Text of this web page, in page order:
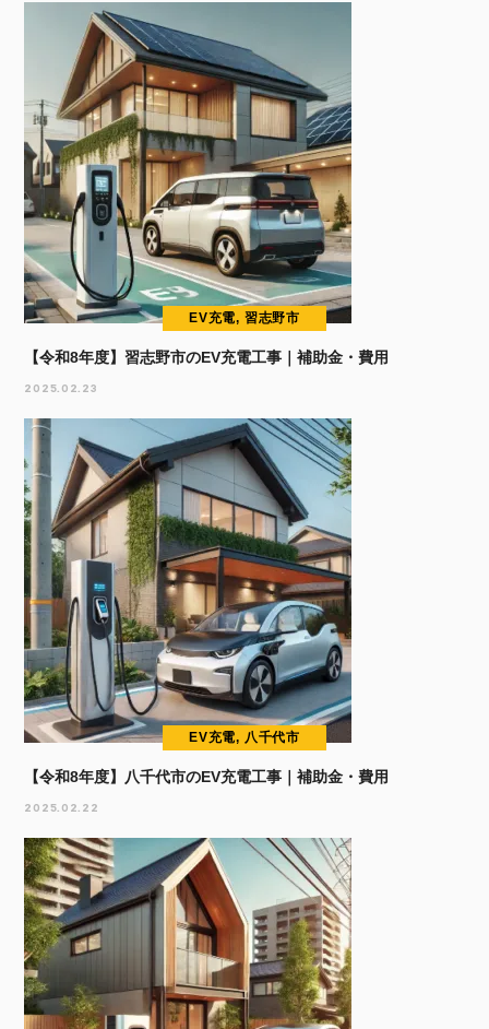
EV充電, 習志野市
【令和8年度】習志野市のEV充電工事｜補助金・費用
2025.02.23
EV充電, 八千代市
【令和8年度】八千代市のEV充電工事｜補助金・費用
2025.02.22